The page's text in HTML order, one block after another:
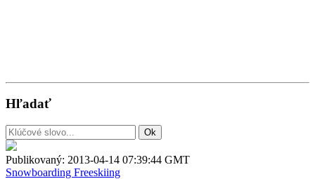
Hľadať
Publikovaný: 2013-04-14 07:39:44 GMT
Snowboarding Freeskiing